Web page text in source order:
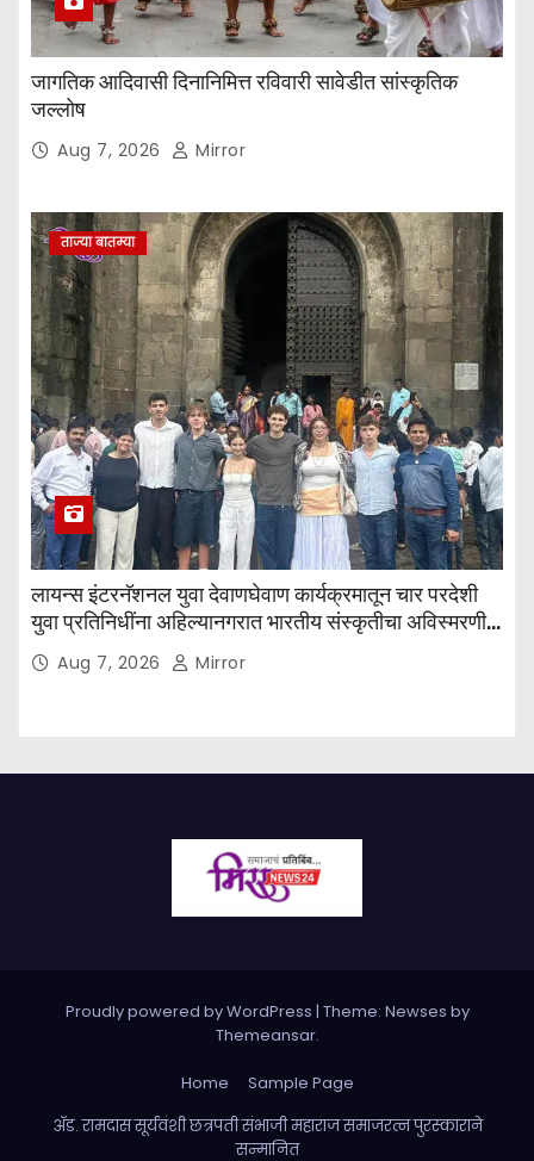
जागतिक आदिवासी दिनानिमित्त रविवारी सावेडीत सांस्कृतिक
जल्लोष
Aug 7, 2026 Mirror
ताज्या बातम्या
लायन्स इंटरनॅशनल युवा देवाणघेवाण कार्यक्रमातून चार परदेशी
युवा प्रतिनिधींना अहिल्यानगरात भारतीय संस्कृतीचा अविस्मरणीय
अनुभवAug 7, 2026 Mirror
Proudly powered by WordPress | Theme: Newses by
Themeansar.
Home
Sample Page
ॲड. रामदास सूर्यवंशी छत्रपती संभाजी महाराज समाजरत्न पुरस्काराने
सन्मानित